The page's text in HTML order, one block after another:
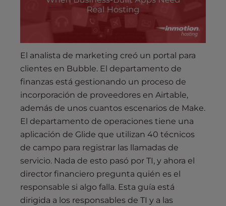
El analista de marketing creó un portal para
clientes en Bubble. El departamento de
finanzas está gestionando un proceso de
incorporación de proveedores en Airtable,
además de unos cuantos escenarios de Make.
El departamento de operaciones tiene una
aplicación de Glide que utilizan 40 técnicos
de campo para registrar las llamadas de
servicio. Nada de esto pasó por TI, y ahora el
director financiero pregunta quién es el
responsable si algo falla. Esta guía está
dirigida a los responsables de TI y a las